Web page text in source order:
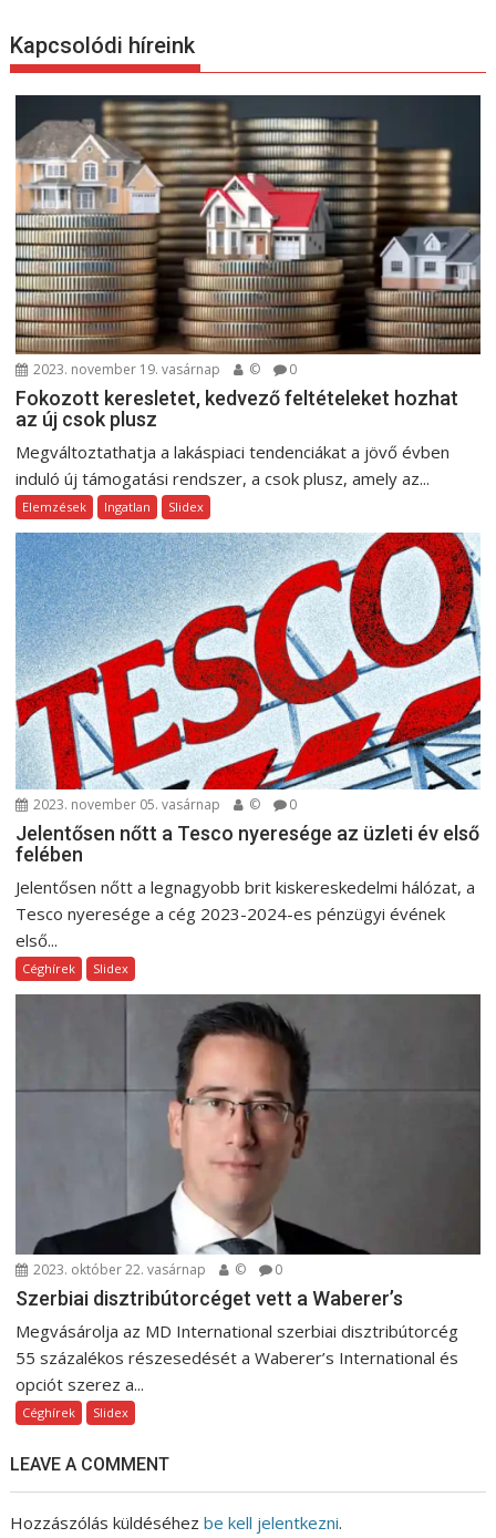
y
z
é
n
a
v
i
g
á
c
i
ó
Kapcsolódi híreink
2023. november 19. vasárnap © 0
Fokozott keresletet, kedvező feltételeket hozhat
az új csok plusz
Megváltoztathatja a lakáspiaci tendenciákat a jövő évben
induló új támogatási rendszer, a csok plusz, amely az...
Elemzések Ingatlan Slidex
2023. november 05. vasárnap © 0
Jelentősen nőtt a Tesco nyeresége az üzleti év első
felében
Jelentősen nőtt a legnagyobb brit kiskereskedelmi hálózat, a
Tesco nyeresége a cég 2023-2024-es pénzügyi évének
első...
Céghírek Slidex
2023. október 22. vasárnap © 0
Szerbiai disztribútorcéget vett a Waberer’s
Megvásárolja az MD International szerbiai disztribútorcég
55 százalékos részesedését a Waberer’s International és
opciót szerez a...
Céghírek Slidex
LEAVE A COMMENT
Hozzászólás küldéséhezbe kell jelentkezni.